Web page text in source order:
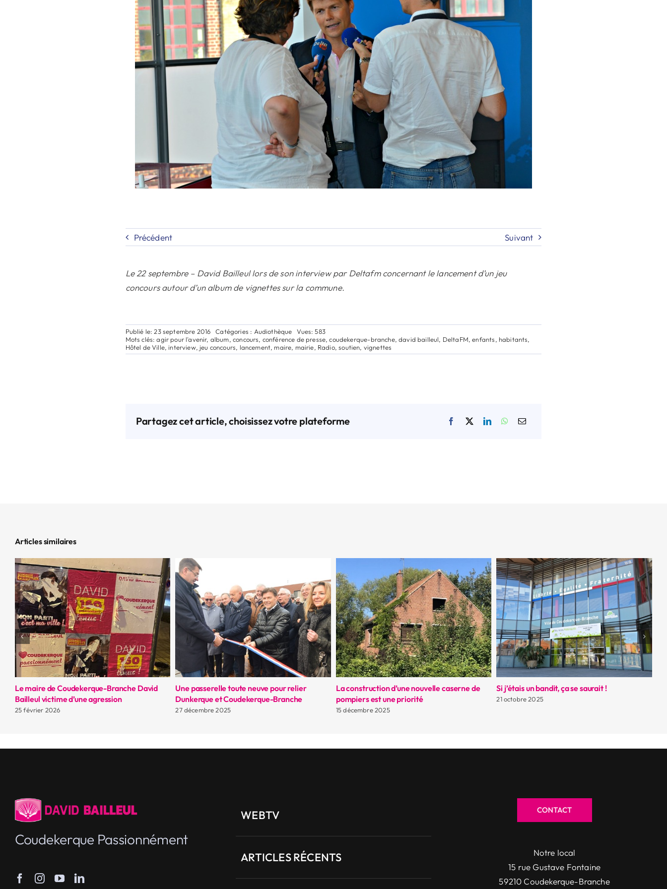
Précédent Suivant
Le 22 septembre – David Bailleul lors de son interview par Deltafm concernant le lancement d’un jeu
concours autour d’un album de vignettes sur la commune.
Publié le: 23 septembre 2016 Catégories : Audiothèque
Vues: 583
Mots clés:agir pour l'avenir, album, concours, conférence de presse,coudekerque-branche,david bailleul, DeltaFM,enfants, habitants,
Hôtel de Ville, interview, jeu concours, lancement, maire, mairie, Radio,soutien, vignettes
Partagez cet article, choisissez votre plateforme
Articles similaires
Le maire de Coudekerque-Branche David
Bailleul victime d’une agression
25 février 2026
Une passerelle toute neuve pour relier
Dunkerque et Coudekerque-Branche
27 décembre 2025
La construction d’une nouvelle caserne de
pompiers est une priorité
15 décembre 2025
Si j’étais un bandit, ça se saurait !
21 octobre 2025
Coudekerque Passionnément
WEBTV
ARTICLES RÉCENTS
CONTACT
Notre local
15 rue Gustave Fontaine
59210 Coudekerque-Branche